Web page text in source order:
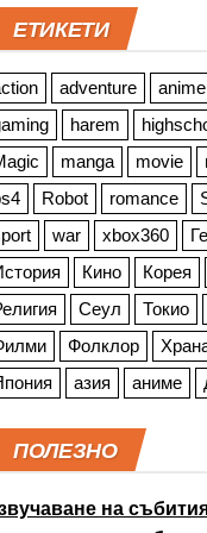
ЕТИКЕТИ
adventure anime
harem
manga movie
Robot romance
war xbox360
Кино Корея
Сеул Токио
Фолклор
азия аниме
ПОЛЕЗНО
на